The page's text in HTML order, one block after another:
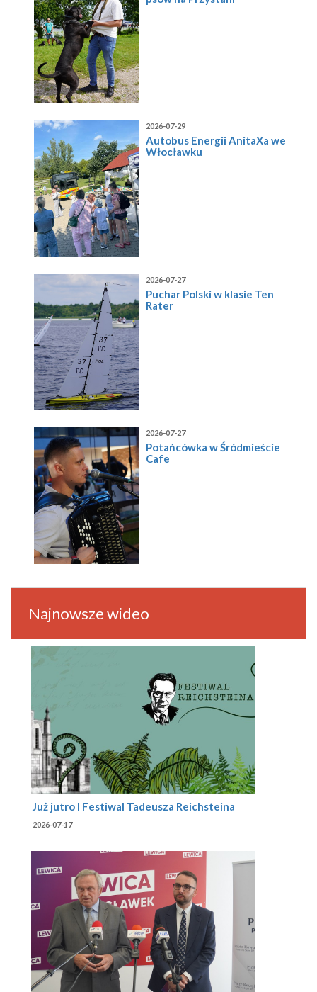
2026-07-29
Autobus Energii AnitaXa we
Włocławku
2026-07-27
Puchar Polski w klasie Ten
Rater
2026-07-27
Potańcówka w Śródmieście
Cafe
Najnowsze wideo
Już jutro I Festiwal Tadeusza Reichsteina
2026-07-17